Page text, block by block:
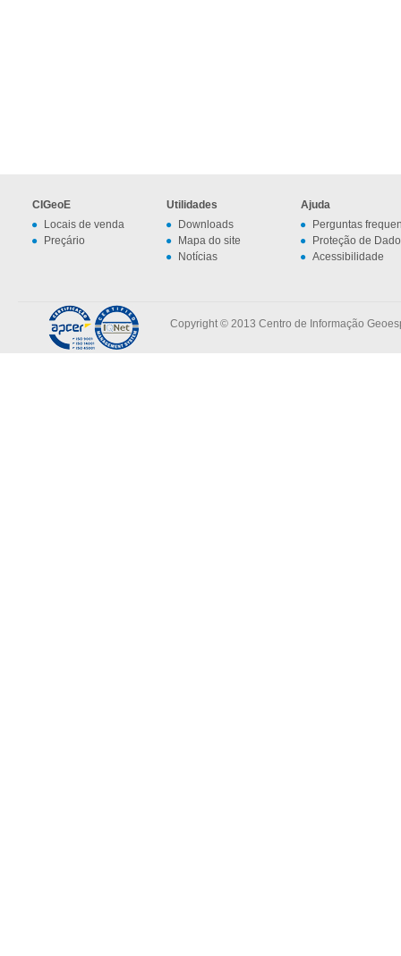
CIGeoE
Locais de venda
Preçário
Utilidades
Downloads
Mapa do site
Notícias
Ajuda
Perguntas
Proteção de
Acessibilidade
Copyright © 2013 Centro de Informação